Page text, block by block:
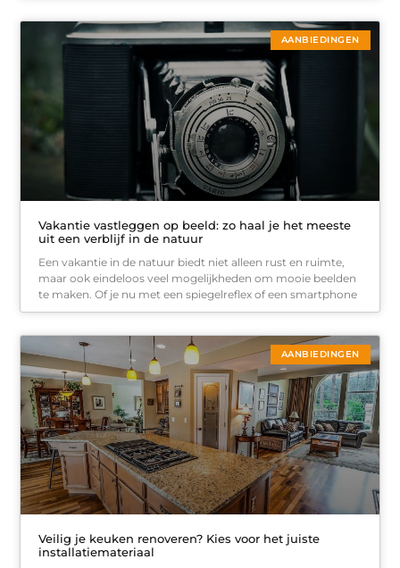
AANBIEDINGEN
Vakantie vastleggen op beeld: zo haal je het meeste
uit een verblijf in de natuur
Een vakantie in de natuur biedt niet alleen rust en ruimte,
maar ook eindeloos veel mogelijkheden om mooie beelden
te maken. Of je nu met een spiegelreflex of een smartphone
AANBIEDINGEN
Veilig je keuken renoveren? Kies voor het juiste
installatiemateriaal